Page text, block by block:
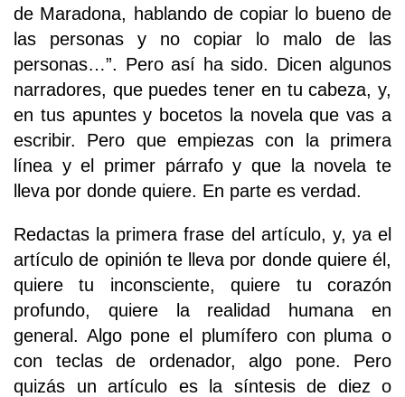
de Maradona, hablando de copiar lo bueno de
las personas y no copiar lo malo de las
personas…”. Pero así ha sido. Dicen algunos
narradores, que puedes tener en tu cabeza, y,
en tus apuntes y bocetos la novela que vas a
escribir. Pero que empiezas con la primera
línea y el primer párrafo y que la novela te
lleva por donde quiere. En parte es verdad.
Redactas la primera frase del artículo, y, ya el
artículo de opinión te lleva por donde quiere él,
quiere tu inconsciente, quiere tu corazón
profundo, quiere la realidad humana en
general. Algo pone el plumífero con pluma o
con teclas de ordenador, algo pone. Pero
quizás un artículo es la síntesis de diez o